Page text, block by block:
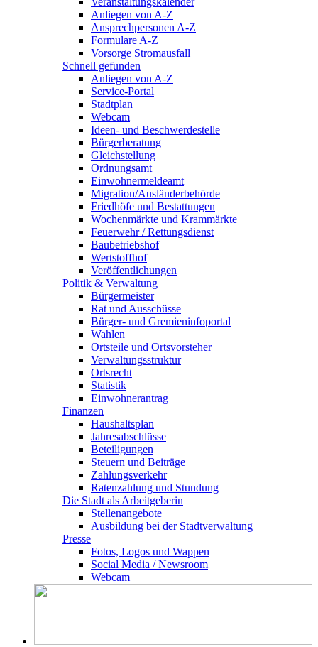
Anliegen von A-Z
Ansprechpersonen A-Z
Formulare A-Z
Vorsorge Stromausfall
Schnell gefunden
Anliegen von A-Z
Service-Portal
Stadtplan
Webcam
Ideen- und Beschwerdestelle
Bürgerberatung
Gleichstellung
Ordnungsamt
Einwohnermeldeamt
Migration/Ausländerbehörde
Friedhöfe und Bestattungen
Wochenmärkte und Krammärkte
Feuerwehr / Rettungsdienst
Baubetriebshof
Wertstoffhof
Veröffentlichungen
Politik & Verwaltung
Bürgermeister
Rat und Ausschüsse
Bürger- und Gremieninfoportal
Wahlen
Ortsteile und Ortsvorsteher
Verwaltungsstruktur
Ortsrecht
Statistik
Einwohnerantrag
Finanzen
Haushaltsplan
Jahresabschlüsse
Beteiligungen
Steuern und Beiträge
Zahlungsverkehr
Ratenzahlung und Stundung
Die Stadt als Arbeitgeberin
Stellenangebote
Ausbildung bei der Stadtverwaltung
Presse
Fotos, Logos und Wappen
Social Media / Newsroom
Webcam